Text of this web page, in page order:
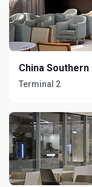
China
Terminal 2